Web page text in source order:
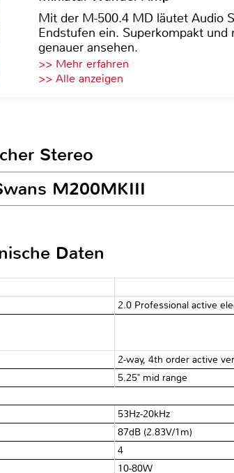
Mit der M-500.4 MD läutet Audio
Endstufen ein. Superkompakt
genauer ansehen.
>> Mehr erfahren
>> Alle anzeigen
Stereo
M200MKIII
Daten
2.0 Professional active
2-way, 4th order active
5.25" mid range
53Hz-20kHz
87dB (2.83V/1m)
4Ω
10-80W